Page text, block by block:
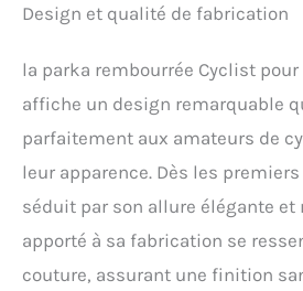
Design et qualité de fabrication
la parka rembourrée Cyclist pour
affiche un design remarquable
parfaitement aux amateurs de
leur apparence. Dès les
séduit par son allure élégante et
apporté à sa fabrication se
couture, assurant une finition